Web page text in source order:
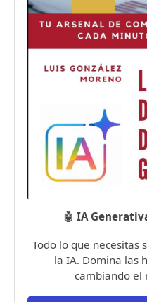
🤖 IA
Todo lo que necesitas
la IA. Domina las
cambiando el